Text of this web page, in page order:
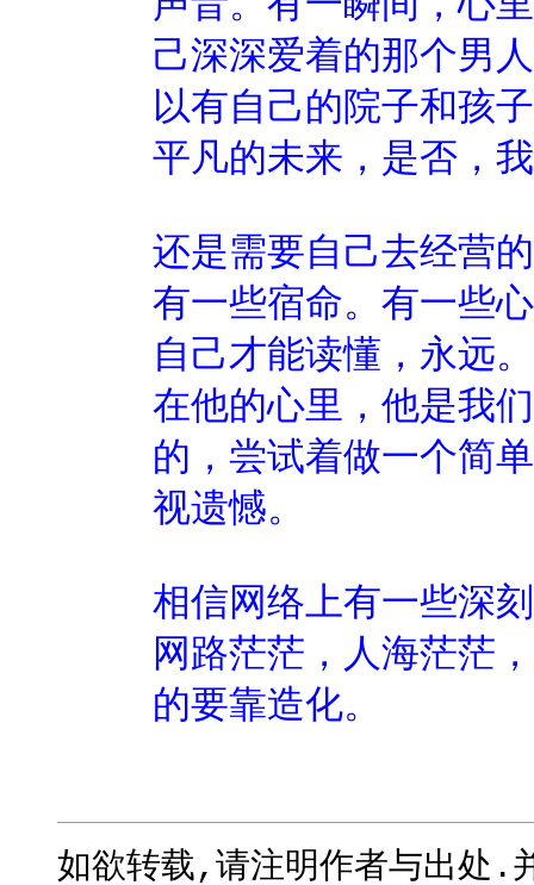
己深深爱着的那个男
以有自己的院子和孩
平凡的未来，是否，
还是需要自己去经营
有一些宿命。有一些
自己才能读懂，永远
在他的心里，他是我
的，尝试着做一个简
视遗憾。
相信网络上有一些深
网路茫茫，人海茫茫
的要靠造化。
如欲转载,请注明作者与出处.